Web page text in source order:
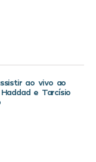
ao vivo ao
e Tarcísio